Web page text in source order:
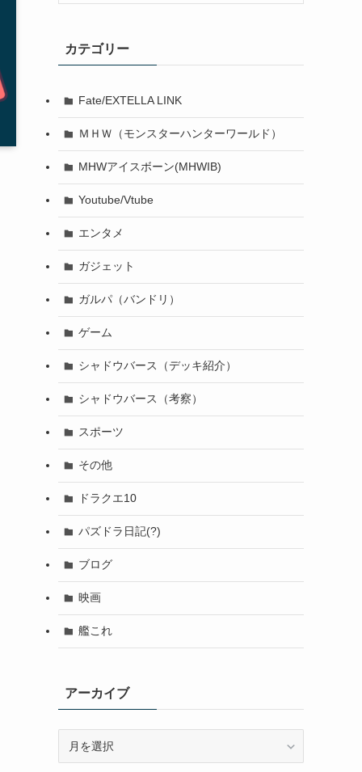
カテゴリー
Fate/EXTELLA LINK
ＭＨＷ（モンスターハンターワールド）
MHWアイスボーン(MHWIB)
Youtube/Vtube
エンタメ
ガジェット
ガルパ（バンドリ）
ゲーム
シャドウバース（デッキ紹介）
シャドウバース（考察）
スポーツ
その他
ドラクエ10
パズドラ日記(?)
ブログ
映画
艦これ
アーカイブ